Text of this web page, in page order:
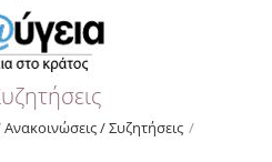
/ Συζητήσεις /